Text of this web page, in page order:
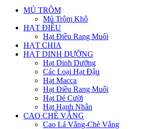
MỦ TRÔM
Mủ Trôm Khô
HẠT ĐIỀU
Hạt Điều Rang Muối
HẠT CHIA
HẠT DINH DƯỠNG
Hạt Dinh Dưỡng
Các Loại Hạt Đậu
Hạt Macca
Hạt Điều Rang Muối
Hạt Dẻ Cười
Hạt Hạnh Nhân
CAO CHÈ VẰNG
Cao Lá Vằng-Chè Vằng